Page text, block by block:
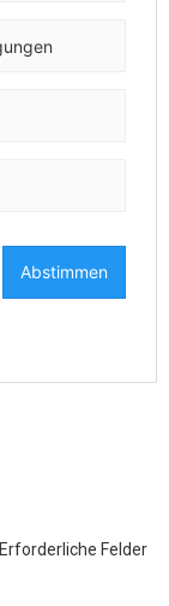
Erforderliche Felder